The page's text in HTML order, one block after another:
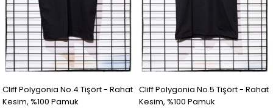
Cliff Polygonia No.4 Tişört - Rahat
Kesim, %100 Pamuk
Cliff Polygonia No.5 Tişört - Rahat
Kesim, %100 Pamuk